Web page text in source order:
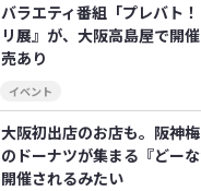
バラエティ番組「プレバト
リ展』が、大阪高島屋で開
売あり
イベント
大阪初出店のお店も。阪神
のドーナツが集まる『どー
開催されるみたい